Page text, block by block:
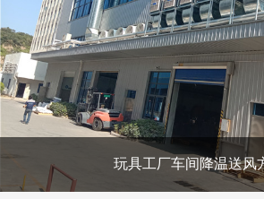
玩具工厂车间降温送风